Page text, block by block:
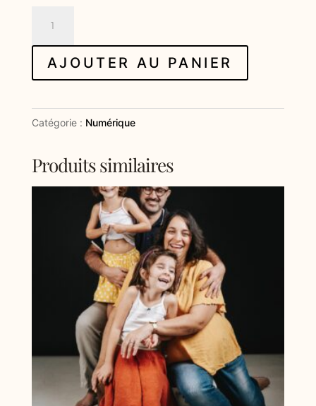
AJOUTER AU PANIER
Catégorie : Numérique
Produits similaires